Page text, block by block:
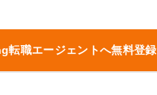
転職エージェントへ無料登録